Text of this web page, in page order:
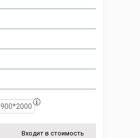
900*2000
Входит в стоимость